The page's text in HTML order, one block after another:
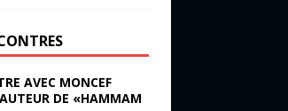
AVEC MONCEF
DE «HAMMAM